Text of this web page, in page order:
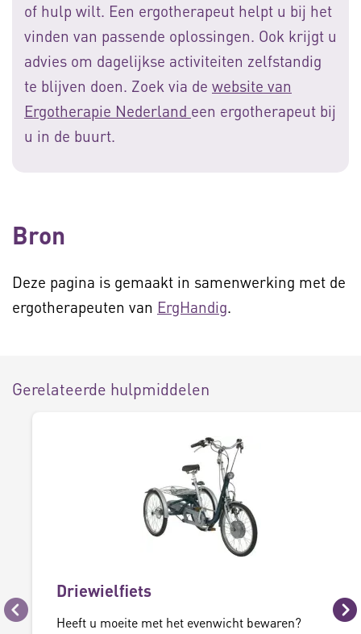
of hulp wilt. Een ergotherapeut helpt u bij het
vinden van passende oplossingen. Ook krijgt u
advies om dagelijkse activiteiten zelfstandig
te blijven doen. Zoek via de website van
Ergotherapie Nederland een ergotherapeut bij
u in de buurt.
Bron
Deze pagina is gemaakt in samenwerking met de
ergotherapeuten van ErgHandig.
Gerelateerde hulpmiddelen
Vorige
Driewielfiets
Heeft u moeite met het evenwicht bewaren?